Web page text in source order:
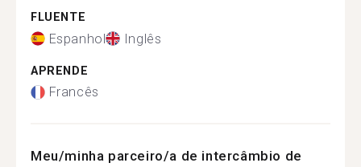
FLUENTE
Espanhol Inglês
APRENDE
Francês
Meu/minha parceiro/a de intercâmbio de